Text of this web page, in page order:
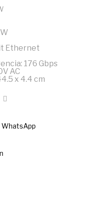
Ethernet
176 Gbps
AC
x 4.4 cm
WhatsApp